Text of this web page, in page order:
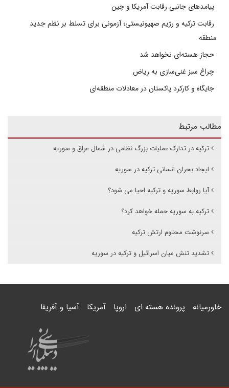
پیامدهای جانبی رقابت آمریکا و چین
رقابت ترکیه و رژیم صهیونیستی؛ آزمونی برای تسلط بر نظم جدید
منطقه
حجاز هسته‌ای نخواهد شد
چراغ سبز غنی‌سازی به ریاض
جایگاه و کارکرد پاکستان در معادلات منطقه‌ای
مطالب مرتبط
ترکیه در تدارک عملیات بزرگ نظامی در شمال عراق و سوریه
ایجاد بحران انسانی ترکیه در سوریه
آیا روابط سوریه و ترکیه احیا می شود؟
ترکیه به سوریه حمله خواهد کرد؟
سرنوشت محتوم ارتش ترکیه
تشدید تنش میان اسرائیل و ترکیه در سوریه
خاورمیانه پرونده هسته ای اروپا آمریکا آسیا و آفریقا